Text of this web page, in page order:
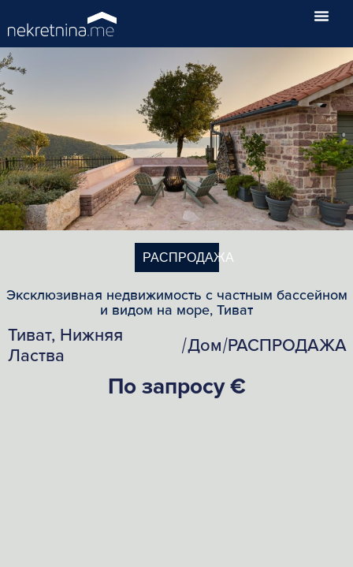
РАСПРОДАЖА
Эксклюзивная недвижимость с частным бассейном
и видом на море, Тиват
Тиват, Нижняя
Ластва
/Дом/РАСПРОДАЖА
По запросу €